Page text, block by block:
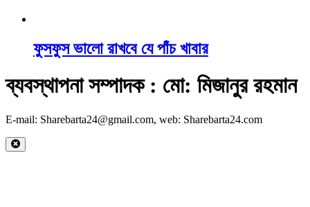
ফুসফুস ভালো রাখবে যে পাঁচ খাবার
ব্যবস্থাপনা সম্পাদক : মো: মিজানুর রহমান
E-mail: Sharebarta24@gmail.com, web: Sharebarta24.com